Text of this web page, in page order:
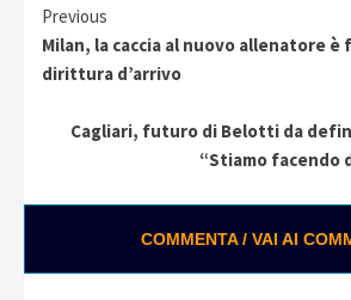
Continue
Reading
Previous
Milan, la caccia al nuovo allenatore è
dirittura d’arrivo
Cagliari, futuro di Belotti da
“Stiamo facendo
COMMENTA / VAI AI